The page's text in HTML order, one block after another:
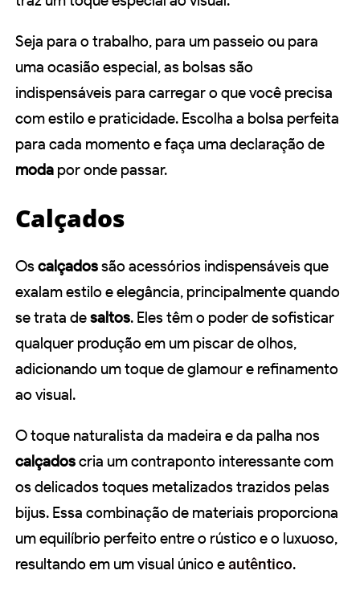
Seja para o trabalho, para um passeio ou para
uma ocasião especial, as bolsas são
indispensáveis para carregar o que você precisa
com estilo e praticidade. Escolha a bolsa perfeita
para cada momento e faça uma declaração de
moda por onde passar.
Calçados
Oscalçadossão acessórios indispensáveis que
exalam estilo e elegância, principalmente quando
se trata desaltos. Eles têm o poder de sofisticar
qualquer produção em um piscar de olhos,
adicionando um toque de glamour e refinamento
ao visual.
O toque naturalista da madeira e da palha nos
calçadoscria um contraponto interessante com
os delicados toques metalizados trazidos pelas
bijus. Essa combinação de materiais proporciona
um equilíbrio perfeito entre o rústico e o luxuoso,
resultando em um visual único eautêntico.